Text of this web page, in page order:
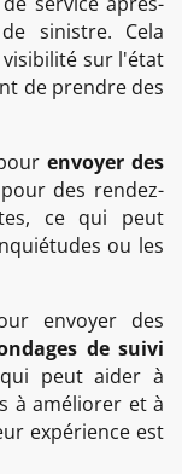
sinistre. Cela
sur l'état
de prendre des
envoyer des
des rendez-
ce qui peut
ou les
envoyer des
de suivi
peut aider à
à améliorer et à
expérience est